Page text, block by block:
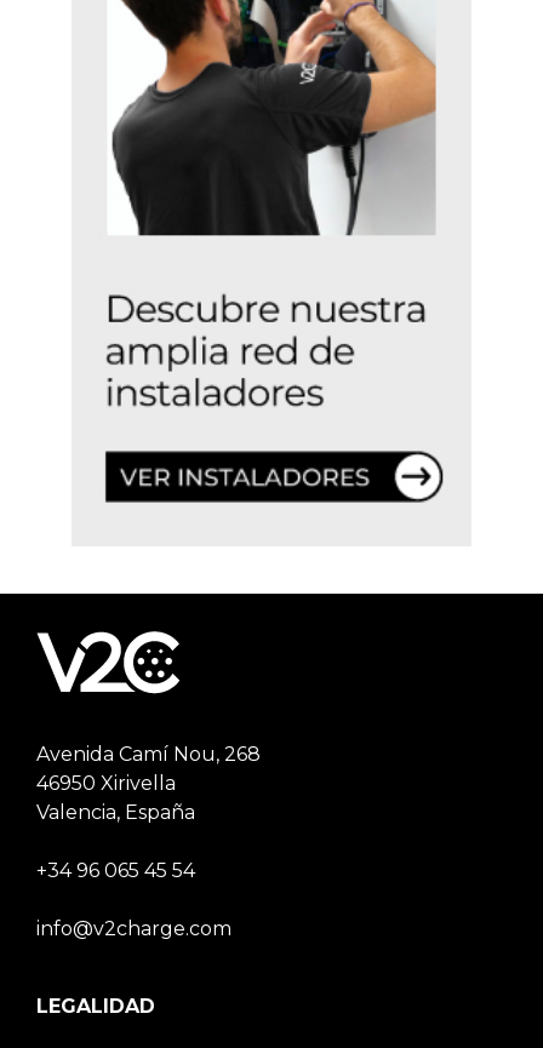
Avenida Camí Nou, 268
46950 Xirivella
Valencia, España
+34 96 065 45 54
info@v2charge.com
LEGALIDAD